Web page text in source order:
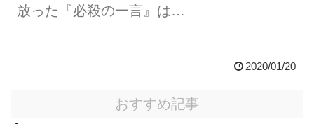
放った『必殺の一言』は…
2020/01/20
おすすめ記事